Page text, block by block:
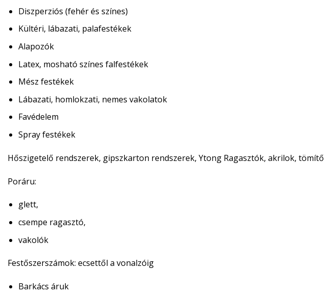
Diszperziós (fehér és színes)
Kültéri, lábazati, palafestékek
Alapozók
Latex, mosható színes falfestékek
Mész festékek
Lábazati, homlokzati, nemes vakolatok
Favédelem
Spray festékek
Hőszigetelő rendszerek, gipszkarton rendszerek, Ytong Ragasztók, akrilok,
Poráru:
glett,
csempe ragasztó,
vakolók
Festőszerszámok: ecsettől a vonalzóig
Barkács áruk